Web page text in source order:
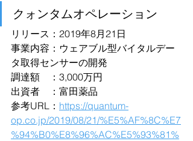
クォンタムオペレーション
リリース：2019年8月21日
事業内容：ウェアブル型バイタルデー
タ取得センサーの開発
調達額　：3,000万円
出資者　：富田薬品
参考URL： https://quantum-
op.co.jp/2019/08/21/%E5%AF%8C%E7
%94%B0%E8%96%AC%E5%93%81%